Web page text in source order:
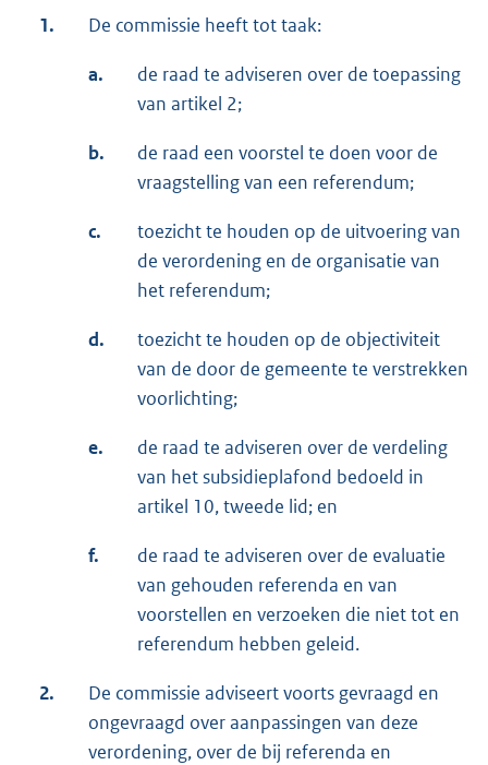
1.
De commissie heeft tot taak:
a.
de raad te adviseren over de toepassing
van artikel 2;
b.
de raad een voorstel te doen voor de
vraagstelling van een referendum;
c.
toezicht te houden op de uitvoering van
de verordening en de organisatie van
het referendum;
d.
toezicht te houden op de objectiviteit
van de door de gemeente te verstrekken
voorlichting;
e.
de raad te adviseren over de verdeling
van het subsidieplafond bedoeld in
artikel 10, tweede lid; en
f.
de raad te adviseren over de evaluatie
van gehouden referenda en van
voorstellen en verzoeken die niet tot en
referendum hebben geleid.
2.
De commissie adviseert voorts gevraagd en
ongevraagd over aanpassingen van deze
verordening, over de bij referenda en